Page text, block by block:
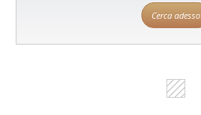
Cerca adesso